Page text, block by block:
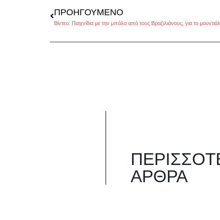
ΠΡΟΗΓΟΎΜΕΝΟ
Βίντεο: Παιχνίδια με την μπάλα από τους Βραζιλιάνους, για το μουντιάλ
ΆΡΘΡΑ